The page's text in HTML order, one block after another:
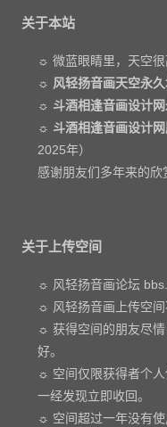
关于本站
☼ 微蓝眼睛里，天空很
☼ 风轻扬音画天空永
☼ 斗酒相逢音画设计
☼ 斗酒相逢音画设计
2025年）
感谢朋友们多年来的欣
关于上传空间
☼ 风轻扬音画论坛
☼ 风轻扬音画上传空间
☼ 获得空间的朋友尽
好。
☼ 空间仅限获得者个人
一经发现立即收回。
☼ 空间超过一年没有